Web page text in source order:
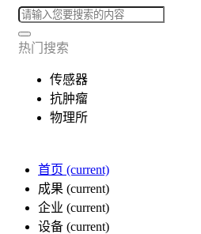
热门搜索
传感器
抗肿瘤
物理所
首页 (current)
成果 (current)
企业 (current)
设备 (current)